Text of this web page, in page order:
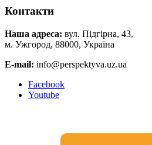
Контакти
Наша адреса: вул. Підгірна, 43,
м. Ужгород, 88000, Україна
E-mail: info@perspektyva.uz.ua
Faceboоk
Youtube